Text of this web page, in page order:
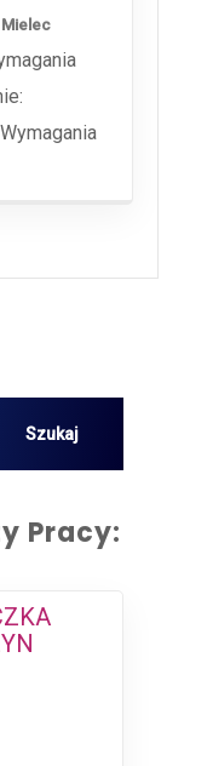
Szukaj
Pracy: